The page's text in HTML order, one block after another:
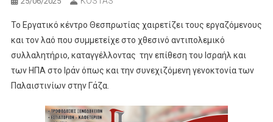
Το Εργατικό κέντρο Θεσπρωτίας χαιρετίζει τους εργαζόμενους
και τον λαό που συμμετείχε στο χθεσινό αντιπολεμικό
συλλαλητήριο, καταγγέλλοντας την επίθεση του Ισραήλ και
των ΗΠΑ στο Ιράν όπως και την συνεχιζόμενη γενοκτονία των
Παλαιστινίων στην Γάζα.